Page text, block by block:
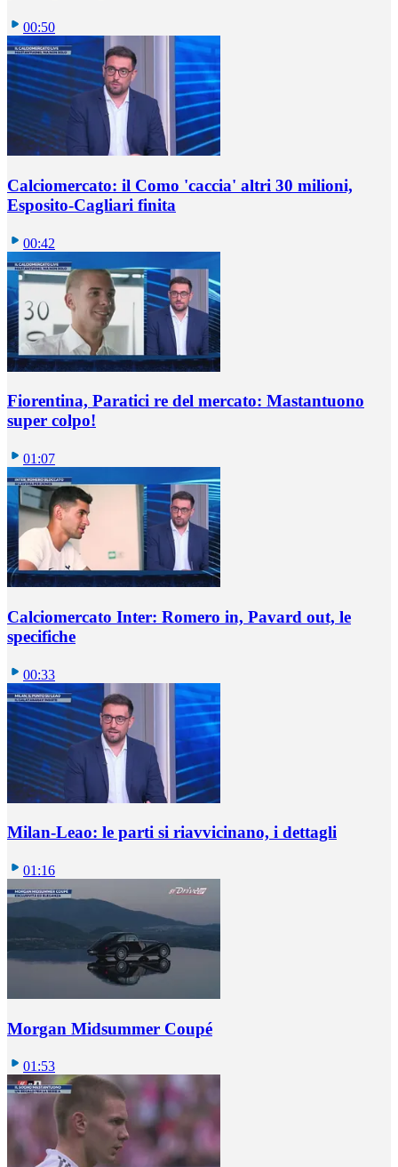
00:50
Calciomercato: il Como 'caccia' altri 30 milioni,
Esposito-Cagliari finita
00:42
Fiorentina, Paratici re del mercato: Mastantuono
super colpo!
01:07
Calciomercato Inter: Romero in, Pavard out, le
specifiche
00:33
Milan-Leao: le parti si riavvicinano, i dettagli
01:16
Morgan Midsummer Coupé
01:53